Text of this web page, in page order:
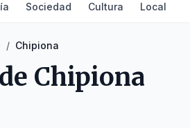
Sociedad Cultura Local
/ Chipiona
Chipiona